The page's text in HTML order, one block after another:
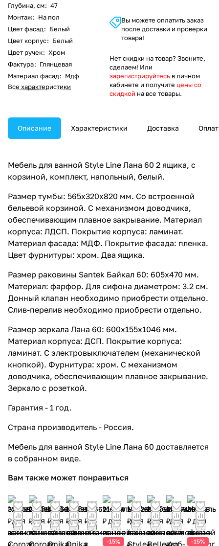
Глубина, см: 47
Монтаж: На пол
Цвет фасад: Белый
Цвет корпус: Белый
Цвет ручек: Хром
Фактура: Глянцевая
Материал фасад: Мдф
Все характеристики
Вы можете оплатить заказ
после доставки и проверки
товара!
Нет скидки на товар? Звоните,
сделаем! Или
зарегистрируйтесь в личном
кабинете и получите цены со
скидкой на все товары.
Описание Характеристики Доставка
Мебель для ванной Style Line Лана 60 2 ящика, с
корзиной, комплект, напольный, белый.
Размер тумбы: 565x320x820 мм. Со встроенной
бельевой корзиной. С механизмом доводчика,
обеспечивающим плавное закрывание. Материал
корпуса: ЛДСП. Покрытие корпуса: ламинат.
Материал фасада: МДФ. Покрытие фасада: пленка.
Цвет фурнитуры: хром. Два ящика.
Размер раковины Santek Байкал 60: 605x470 мм.
Материал: фарфор. Для сифона диаметром: 3.2 см.
Донный клапан необходимо приобрести отдельно.
Слив-перелив необходимо приобрести отдельно.
Размер зеркала Лана 60: 600x155x1046 мм.
Материал корпуса: ДСП. Покрытие корпуса:
ламинат. С электровыключателем (механической
кнопкой). Фурнитура: хром. С механизмом
доводчика, обеспечивающим плавное закрывание.
Зеркало с розеткой.
Гарантия - 1 год.
Страна производитель - Россия.
Мебель для ванной Style Line Лана 60 доставляется
в собранном виде.
Вам также может понравиться
32 458
₽
36 064
20 084
₽
22 316
17 262
₽
19 180
16 992
₽
18 880
12 667
₽
15 834
21 344
₽
25 110 ₽
-15%
15 226
₽
19 033
24 664
₽
29 017
22 674
₽
26 675
30 458
₽
35 833 ₽
-15%